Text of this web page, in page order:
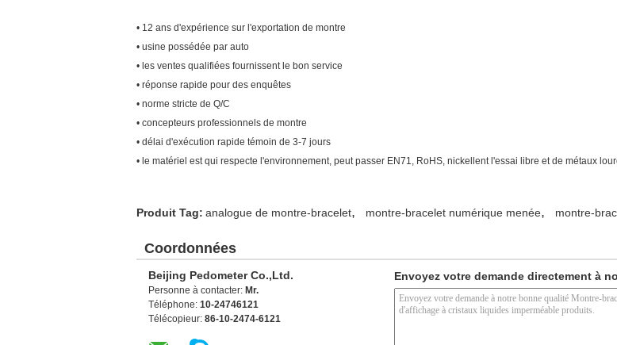
• 12 ans d'expérience sur l'exportation de montre
• usine possédée par auto
• les ventes qualifiées fournissent le bon service
• réponse rapide pour des enquêtes
• norme stricte de Q/C
• concepteurs professionnels de montre
• délai d'exécution rapide témoin de 3-7 jours
• le matériel est qui respecte l'environnement, peut passer EN71, RoHS, nickellent l'essai libre et de métaux
Produit Tag: analogue de montre-bracelet, montre-bracelet numérique menée, montre-
Coordonnées
Beijing Pedometer Co.,Ltd.
Personne à contacter: Mr.
Téléphone: 10-24746121
Télécopieur: 86-10-2474-6121
Envoyez votre demande directement à